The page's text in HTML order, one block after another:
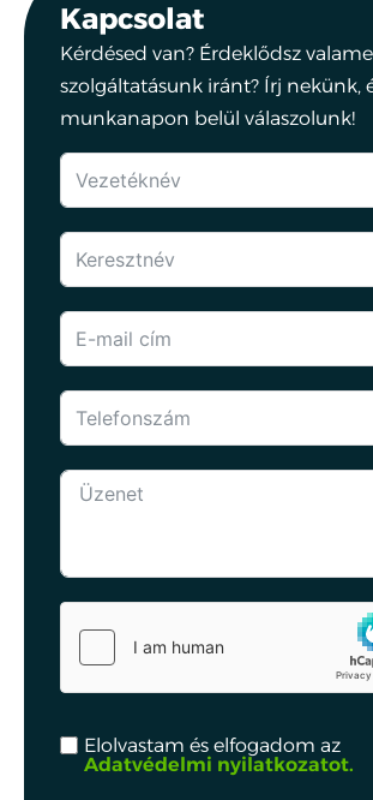
Kapcsolat
Kérdésed van? Érdeklődsz
szolgáltatásunk iránt? Írj nekünk,
munkanapon belül válaszolunk!
Elolvastam és elfogadom az
Adatvédelmi nyilatkozatot.